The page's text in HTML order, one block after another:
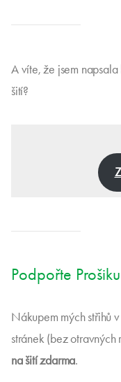
A víte, že jsem
šití?
Podpořte
Nákupem mých střihů v
stránek (bez otravných
na šití zdarma.